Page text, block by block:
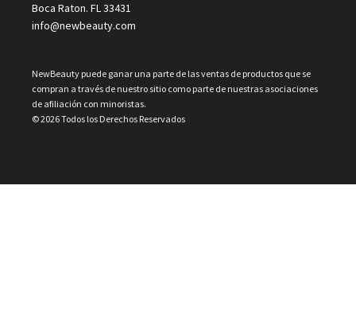
Boca Raton. FL 33431
info@newbeauty.com
NewBeauty puede ganar una parte de las ventas de productos que se
compran a través de nuestro sitio como parte de nuestras asociaciones
de afiliación con minoristas.
© 2026 Todos los Derechos Reservados